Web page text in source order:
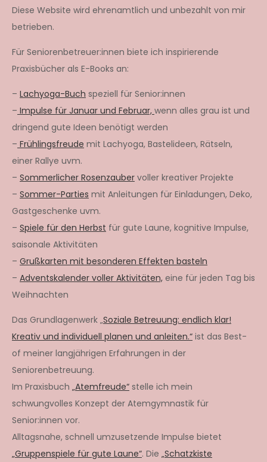
Diese Website wird ehrenamtlich und unbezahlt von mir
betrieben.
Für Seniorenbetreuer:innen biete ich inspirierende
Praxisbücher als E-Books an:
– Lachyoga-Buch speziell für Senior:innen
– Impulse für Januar und Februar, wenn alles grau ist und
dringend gute Ideen benötigt werden
– Frühlingsfreude mit Lachyoga, Bastelideen, Rätseln,
einer Rallye uvm.
– Sommerlicher Rosenzauber voller kreativer Projekte
– Sommer-Parties mit Anleitungen für Einladungen, Deko,
Gastgeschenke uvm.
– Spiele für den Herbst für gute Laune, kognitive Impulse,
saisonale Aktivitäten
– Grußkarten mit besonderen Effekten basteln
– Adventskalender voller Aktivitäten, eine für jeden Tag bis
Weihnachten
Das Grundlagenwerk „Soziale Betreuung: endlich klar!
Kreativ und individuell planen und anleiten.“ ist das Best-
of meiner langjährigen Erfahrungen in der
Seniorenbetreuung.
Im Praxisbuch „Atemfreude“ stelle ich mein
schwungvolles Konzept der Atemgymnastik für
Senior:innen vor.
Alltagsnahe, schnell umzusetzende Impulse bietet
„Gruppenspiele für gute Laune“. Die „Schatzkiste